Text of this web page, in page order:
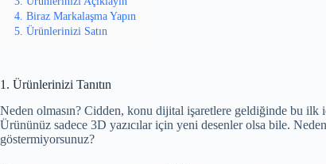
4. Biraz Markalaşma Yapın
5. Ürünlerinizi Satın
1. Ürünlerinizi Tanıtın
Neden olmasın? Cidden, konu dijital işaretlere geldiğinde bu ilk
Ürününüz sadece 3D yazıcılar için yeni desenler olsa bile.
göstermiyorsunuz?